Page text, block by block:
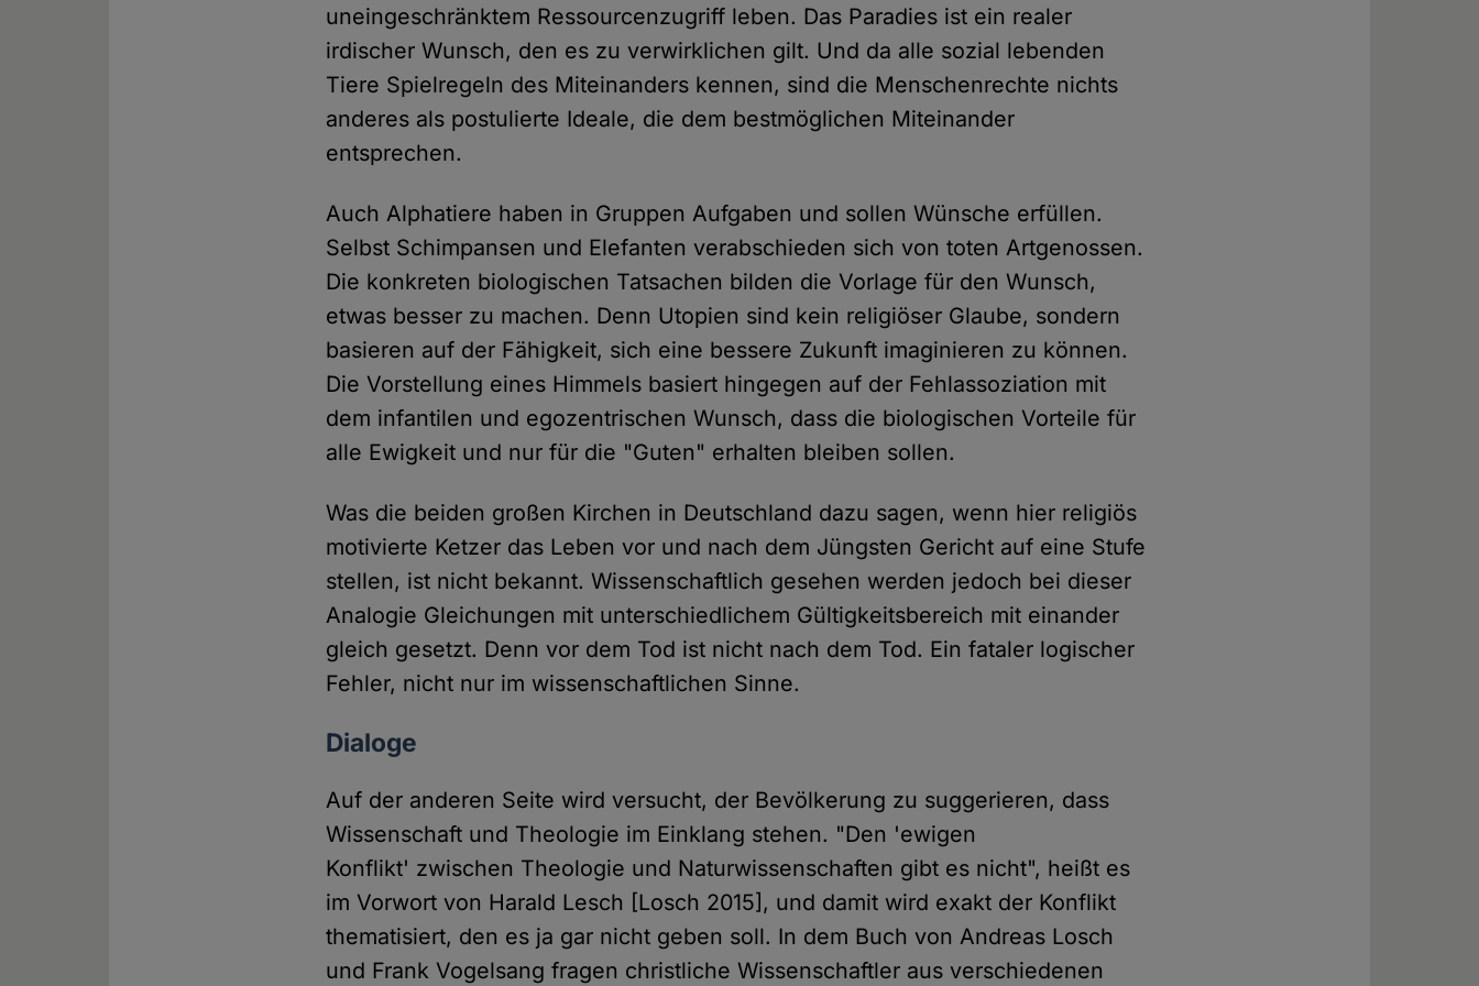
uneingeschränktem Ressourcenzugriff leben. Das Paradies ist ein realer
irdischer Wunsch, den es zu verwirklichen gilt. Und da alle sozial lebenden
Tiere Spielregeln des Miteinanders kennen, sind die Menschenrechte nichts
anderes als postulierte Ideale, die dem bestmöglichen Miteinander
entsprechen.
Auch Alphatiere haben in Gruppen Aufgaben und sollen Wünsche erfüllen.
Selbst Schimpansen und Elefanten verabschieden sich von toten Artgenossen.
Die konkreten biologischen Tatsachen bilden die Vorlage für den Wunsch,
etwas besser zu machen. Denn Utopien sind kein religiöser Glaube, sondern
basieren auf der Fähigkeit, sich eine bessere Zukunft imaginieren zu können.
Die Vorstellung eines Himmels basiert hingegen auf der Fehlassoziation mit
dem infantilen und egozentrischen Wunsch, dass die biologischen Vorteile für
alle Ewigkeit und nur für die "Guten" erhalten bleiben sollen.
Was die beiden großen Kirchen in Deutschland dazu sagen, wenn hier religiös
motivierte Ketzer das Leben vor und nach dem Jüngsten Gericht auf eine Stufe
stellen, ist nicht bekannt. Wissenschaftlich gesehen werden jedoch bei dieser
Analogie Gleichungen mit unterschiedlichem Gültigkeitsbereich mit einander
gleich gesetzt. Denn vor dem Tod ist nicht nach dem Tod. Ein fataler logischer
Fehler, nicht nur im wissenschaftlichen Sinne.
Dialoge
Auf der anderen Seite wird versucht, der Bevölkerung zu suggerieren, dass
Wissenschaft und Theologie im Einklang stehen. "Den 'ewigen
Konflikt' zwischen Theologie und Naturwissenschaften gibt es nicht", heißt es
im Vorwort von Harald Lesch [Losch 2015], und damit wird exakt der Konflikt
thematisiert, den es ja gar nicht geben soll. In dem Buch von Andreas Losch
und Frank Vogelsang fragen christliche Wissenschaftler aus verschiedenen